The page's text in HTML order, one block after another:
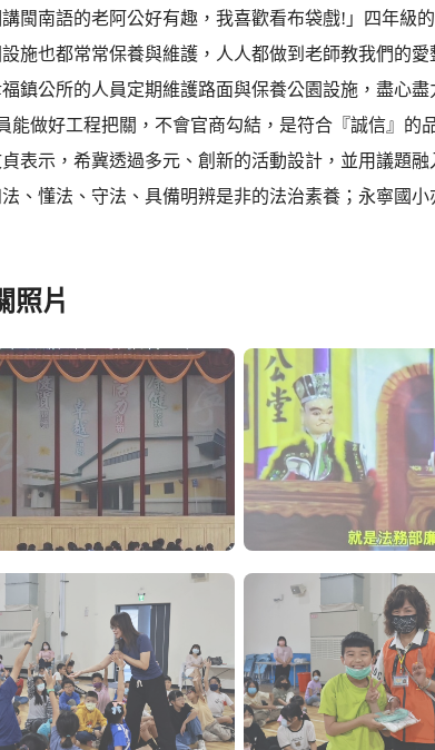
閩南語的老阿公好有趣，我喜歡看布袋戲!」四年級
施也都常常保養與維護，人人都做到老師教我們的
鎮公所的人員定期維護路面與保養公園設施，盡心
能做好工程把關，不會官商勾結，是符合『誠信』的
表示，希冀透過多元、創新的活動設計，並用議題
、懂法、守法、具備明辨是非的法治素養；永寧國
照片